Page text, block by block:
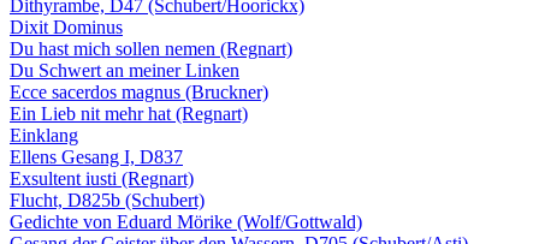
Dithyrambe, D47 (Schubert/Hoorickx)
Dixit Dominus
Du hast mich sollen nemen (Regnart)
Du Schwert an meiner Linken
Ecce sacerdos magnus (Bruckner)
Ein Lieb nit mehr hat (Regnart)
Einklang
Ellens Gesang I, D837
Exsultent iusti (Regnart)
Flucht, D825b (Schubert)
Gedichte von Eduard Mörike (Wolf/Gottwald)